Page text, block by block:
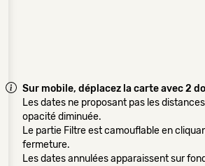
Sur mobile, déplacez la carte avec 2
Les dates ne proposant pas les
opacité diminuée.
Le partie Filtre est camouflable en
fermeture.
Les dates annulées apparaissent sur